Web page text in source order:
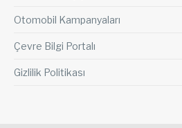
Otomobil Kampanyaları
Çevre Bilgi Portalı
Gizlilik Politikası